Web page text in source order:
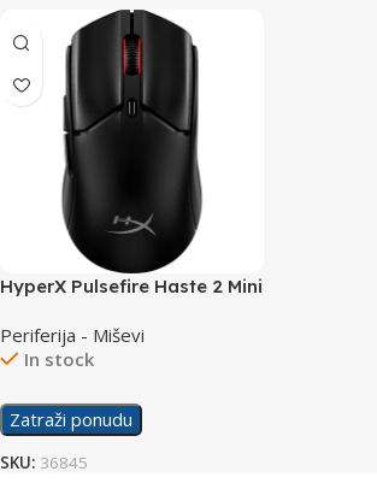
HyperX Pulsefire Haste 2 Mini
Black 7D388AA
Periferija - Miševi
In stock
Zatraži ponudu
SKU: 36845